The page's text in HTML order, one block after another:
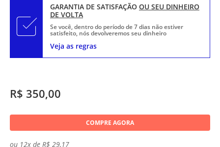
R$ 350,00
COMPRE AGORA
ou 12x de R$ 29,17
GARANTIA DE SATISFAÇÃO OU SEU DINHEIRO
DE VOLTA
Se você, dentro do período de 7 dias não estiver
satisfeito, nós devolveremos seu dinheiro
Veja as regras